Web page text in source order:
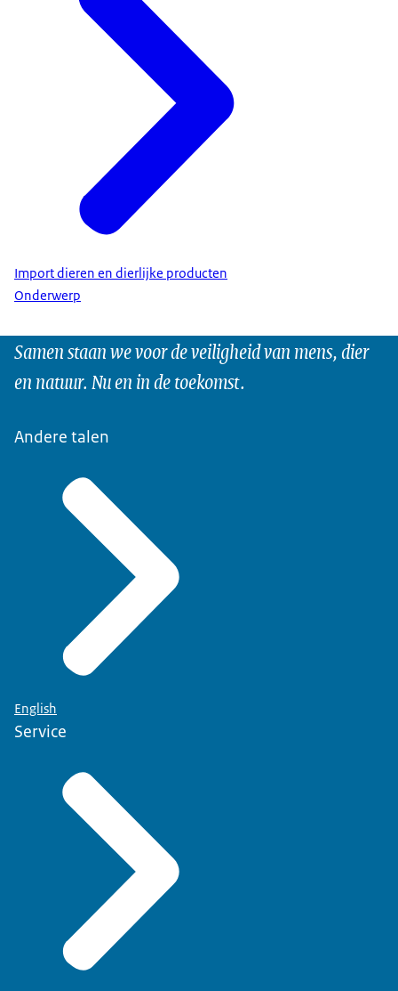
Import dieren en dierlijke producten
Onderwerp
Samen staan we voor de veiligheid van mens, dier
en natuur. Nu en in de toekomst.
Andere talen
English
Service